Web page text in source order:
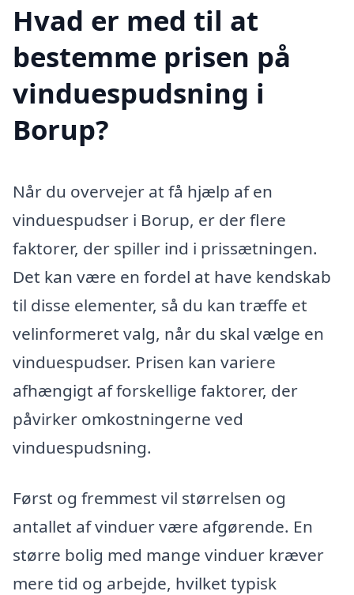
Hvad er med til at
bestemme prisen på
vinduespudsning i
Borup?
Når du overvejer at få hjælp af en
vinduespudser i Borup, er der flere
faktorer, der spiller ind i prissætningen.
Det kan være en fordel at have kendskab
til disse elementer, så du kan træffe et
velinformeret valg, når du skal vælge en
vinduespudser. Prisen kan variere
afhængigt af forskellige faktorer, der
påvirker omkostningerne ved
vinduespudsning.
Først og fremmest vil størrelsen og
antallet af vinduer være afgørende. En
større bolig med mange vinduer kræver
mere tid og arbejde, hvilket typisk